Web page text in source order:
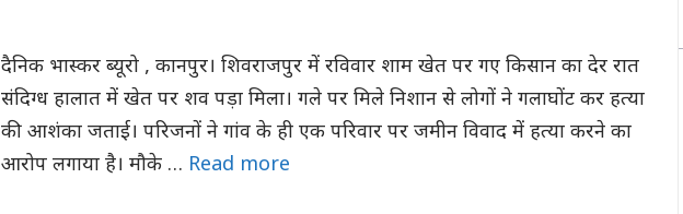
दैनिक भास्कर ब्यूरो , कानपुर। शिवराजपुर में रविवार शाम खेत पर गए किसान का देर रात
संदिग्ध हालात में खेत पर शव पड़ा मिला। गले पर मिले निशान से लोगों ने गलाघोंट कर हत्या
की आशंका जताई। परिजनों ने गांव के ही एक परिवार पर जमीन विवाद में हत्या करने का
आरोप लगाया है। मौके … Read more